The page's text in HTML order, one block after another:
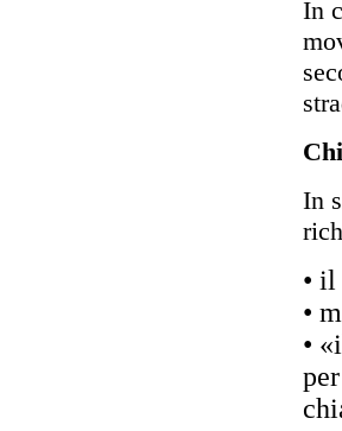
In
In
•
•
•